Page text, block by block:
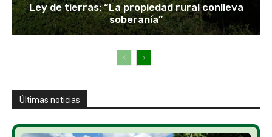
Ley de tierras: “La propiedad rural conlleva
soberanía”
Últimas noticias